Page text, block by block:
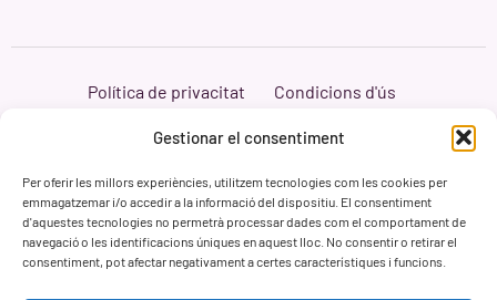
Gestionar el consentiment
Per oferir les millors experiències, utilitzem tecnologies com les cookies per
emmagatzemar i/o accedir a la informació del dispositiu. El consentiment
d'aquestes tecnologies no permetrà processar dades com el comportament de
navegació o les identificacions úniques en aquest lloc. No consentir o retirar el
consentiment, pot afectar negativament a certes característiques i funcions.
Política de privacitat
Condicions d'ús
Branding i Web ASH Proyectos Creativos